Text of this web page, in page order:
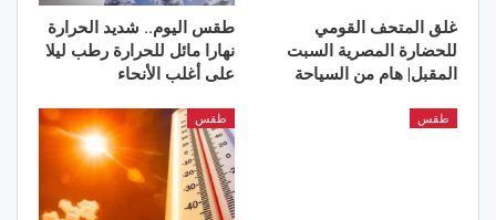
غلق المتحف القومي
للحضارة المصرية السبت
المقبل| هام من السياحة
طقس اليوم.. شديد الحرارة
نهارا مائل للحرارة رطب ليلا
على أغلب الأنحاء
طقس طقس